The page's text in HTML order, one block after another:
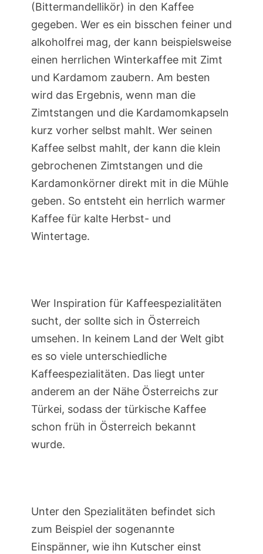
(Bittermandellikör) in den Kaffee
gegeben. Wer es ein bisschen feiner und
alkoholfrei mag, der kann beispielsweise
einen herrlichen Winterkaffee mit Zimt
und Kardamom zaubern. Am besten
wird das Ergebnis, wenn man die
Zimtstangen und die Kardamomkapseln
kurz vorher selbst mahlt. Wer seinen
Kaffee selbst mahlt, der kann die klein
gebrochenen Zimtstangen und die
Kardamonkörner direkt mit in die Mühle
geben. So entsteht ein herrlich warmer
Kaffee für kalte Herbst- und
Wintertage.
Wer Inspiration für Kaffeespezialitäten
sucht, der sollte sich in Österreich
umsehen. In keinem Land der Welt gibt
es so viele unterschiedliche
Kaffeespezialitäten. Das liegt unter
anderem an der Nähe Österreichs zur
Türkei, sodass der türkische Kaffee
schon früh in Österreich bekannt
wurde.
Unter den Spezialitäten befindet sich
zum Beispiel der sogenannte
Einspänner, wie ihn Kutscher einst